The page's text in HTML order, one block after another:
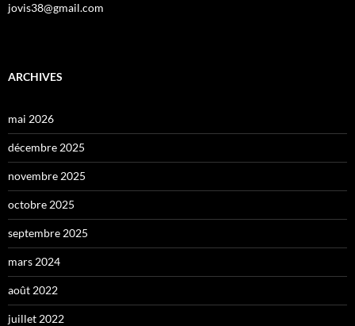
jovis38@gmail.com
ARCHIVES
mai 2026
décembre 2025
novembre 2025
octobre 2025
septembre 2025
mars 2024
août 2022
juillet 2022